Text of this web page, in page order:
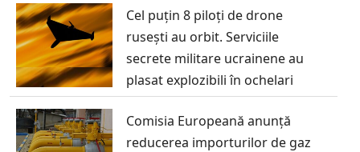
Cel puțin 8 piloți de drone
rusești au orbit. Serviciile
secrete militare ucrainene au
plasat explozibili în ochelari
Comisia Europeană anunță
reducerea importurilor de gaz